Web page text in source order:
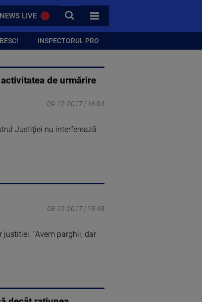
LIVE CAUTA
TOATE CATEGORIILE
INSPECTORUL PRO
de urmărire
09-12-2017 | 16:04
Justiţiei nu interferează
08-12-2017 | 15:48
”Avem parghii, dar